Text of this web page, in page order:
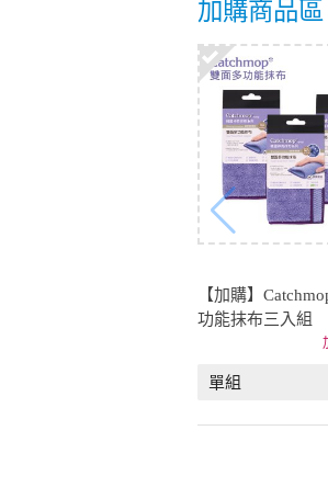
加購商品區
【加購】
功能抹布三入組